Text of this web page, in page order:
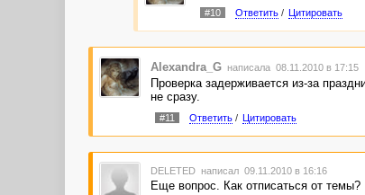
#10 Ответить/ Цитировать
Alexandra_G написала 08.11.2010 в 17:15
Проверка задерживается из-за
не сразу.
#11 Ответить/ Цитировать
DELETED написал 09.11.2010 в 16:16
Еще вопрос. Как отписаться от темы?